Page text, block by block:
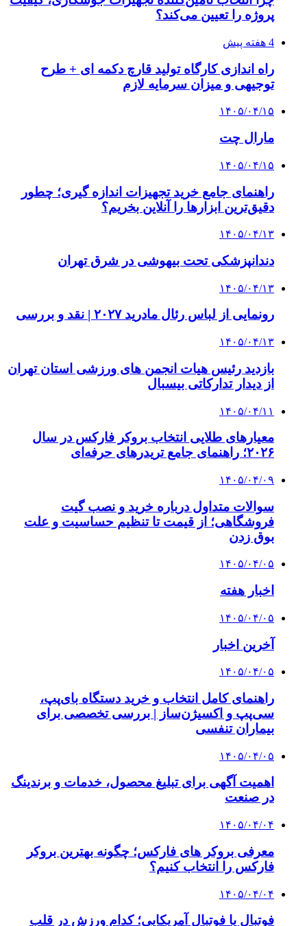
پروژه را تعیین می‌کند؟
4 هفته پیش
راه اندازی کارگاه تولید قارچ دکمه ای + طرح
توجیهی و میزان سرمایه لازم
۱۴۰۵/۰۴/۱۵
مارال چت
۱۴۰۵/۰۴/۱۵
راهنمای جامع خرید تجهیزات اندازه گیری؛ چطور
دقیق‌ترین ابزارها را آنلاین بخریم؟
۱۴۰۵/۰۴/۱۳
دندانپزشکی تحت بیهوشی در شرق تهران
۱۴۰۵/۰۴/۱۳
رونمایی از لباس رئال مادرید ۲۰۲۷ | نقد و بررسی
۱۴۰۵/۰۴/۱۳
بازدید رئیس هیات انجمن های ورزشی استان تهران
از دیدار تدارکاتی بیسبال
۱۴۰۵/۰۴/۱۱
معیارهای طلایی انتخاب بروکر فارکس در سال
۲۰۲۶؛ راهنمای جامع تریدرهای حرفه‌ای
۱۴۰۵/۰۴/۰۹
سوالات متداول درباره خرید و نصب گیت
فروشگاهی؛ از قیمت تا تنظیم حساسیت و علت
بوق زدن
۱۴۰۵/۰۴/۰۵
اخبار هفته
۱۴۰۵/۰۴/۰۵
آخرین اخبار
۱۴۰۵/۰۴/۰۵
راهنمای کامل انتخاب و خرید دستگاه بای‌پپ،
سی‌پپ و اکسیژن‌ساز | بررسی تخصصی برای
بیماران تنفسی
۱۴۰۵/۰۴/۰۵
اهمیت آگهی برای تبلیغ محصول، خدمات و برندینگ
در صنعت
۱۴۰۵/۰۴/۰۴
معرفی بروکر های فارکس؛ چگونه بهترین بروکر
فارکس را انتخاب کنیم؟
۱۴۰۵/۰۴/۰۴
فوتبال یا فوتبال آمریکایی؛ کدام ورزش در قلب